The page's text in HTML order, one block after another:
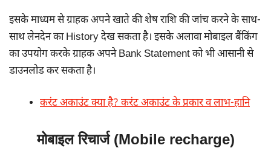
इसके माध्यम से ग्राहक अपने खाते की शेष राशि की जांच करने के साथ-
साथ लेनदेन का History देख सकता है। इसके अलावा मोबाइल बैंकिंग
का उपयोग करके ग्राहक अपने Bank Statement को भी आसानी से
डाउनलोड कर सकता है।
करंट अकाउंट क्या है? करंट अकाउंट के प्रकार व लाभ-हानि
मोबाइल रिचार्ज (Mobile recharge)